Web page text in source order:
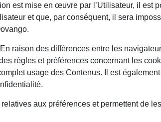
est mise en œuvre par l’Utilisateur, il est
et que, par conséquent, il sera
raison des différences entre les
règles et préférences concernant les
usage des Contenus. Il est
aux préférences et permettent de